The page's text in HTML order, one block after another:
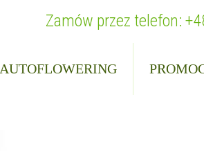
Zamów przez telefon:
AUTOFLOWERING